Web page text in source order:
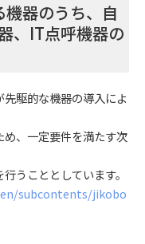
器のうち、自
、IT点呼機器の
駆的な機器の導入によ
、一定要件を満たす次
うこととしています。
subcontents/jikobo